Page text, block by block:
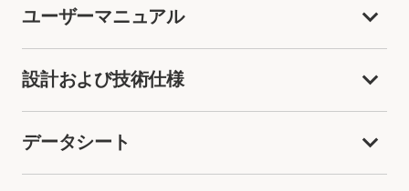
ユーザーマニュアル
設計および技術仕様
データシート